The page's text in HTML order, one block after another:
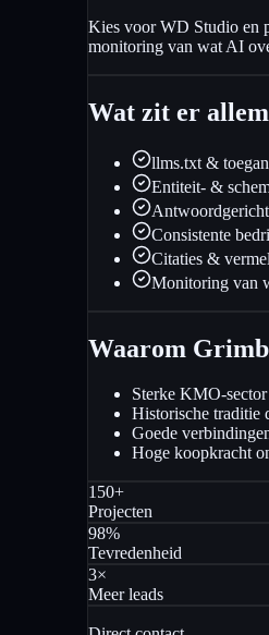
Kies voor WD Studio en
monitoring van wat AI
Wat zit er
llms.txt &
Entiteit- &
Consistente
Citaties &
Monitoring van
Waarom
Sterke KMO-
Historische traditie
Goede
Hoge koopkracht
150+
Projecten
98%
Tevredenheid
3×
Meer leads